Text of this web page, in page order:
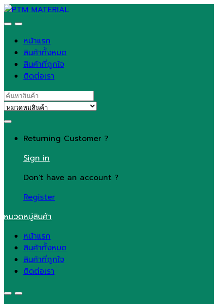
Skip
to
Skip
to
หน้าแรก
สินค้าทั้งหมด
สินค้าที่ถูกใจ
ติดต่อเรา
Search
for:
Returning Customer ?
Sign in
Don't have an account ?
Register
หมวดหมู่สินค้า
หน้าแรก
สินค้าทั้งหมด
สินค้าที่ถูกใจ
ติดต่อเรา